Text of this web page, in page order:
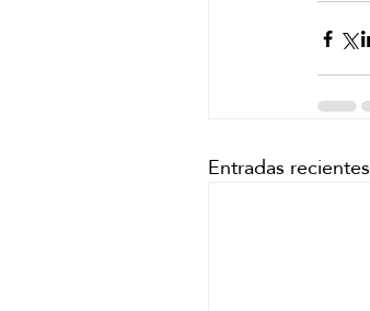
Entradas recientes